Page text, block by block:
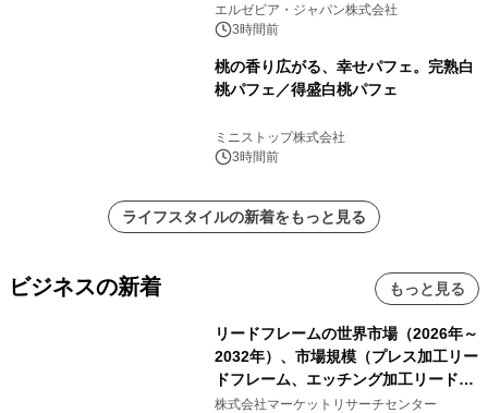
エルゼビア・ジャパン株式会社
3時間前
桃の香り広がる、幸せパフェ。完熟白
桃パフェ／得盛白桃パフェ
ミニストップ株式会社
3時間前
ライフスタイルの新着をもっと見る
ビジネスの新着 もっと見る
リードフレームの世界市場（2026年～
2032年）、市場規模（プレス加工リー
ドフレーム、エッチング加工リードフ
レーム）・分析レポートを発表
株式会社マーケットリサーチセンター